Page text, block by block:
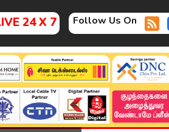
24 X 7 Follow Us On